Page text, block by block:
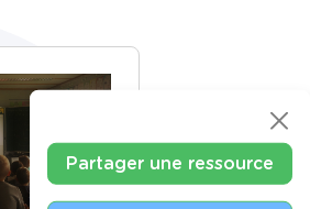
Partager une ressource